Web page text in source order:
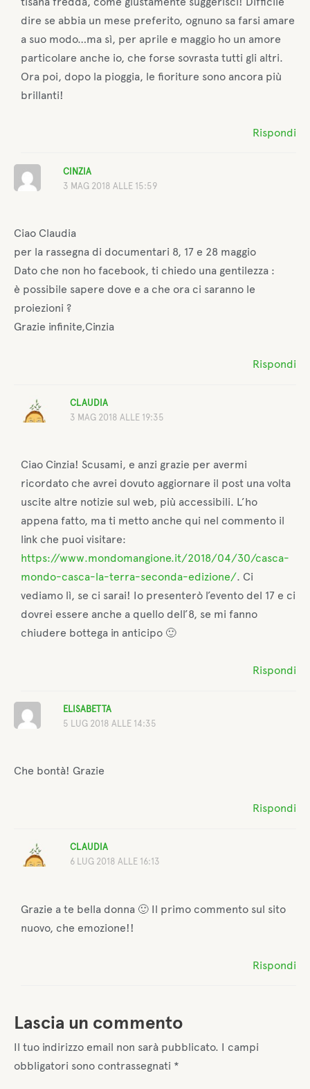
dire se abbia un mese preferito, ognuno sa farsi amare
a suo modo…ma sì, per aprile e maggio ho un amore
particolare anche io, che forse sovrasta tutti gli altri.
Ora poi, dopo la pioggia, le fioriture sono ancora più
brillanti!
Rispondi
CINZIA
3 MAG 2018 ALLE 15:59
Ciao Claudia
per la rassegna di documentari 8, 17 e 28 maggio
Dato che non ho facebook, ti chiedo una gentilezza :
è possibile sapere dove e a che ora ci saranno le
proiezioni ?
Grazie infinite,Cinzia
Rispondi
CLAUDIA
3 MAG 2018 ALLE 19:35
Ciao Cinzia! Scusami, e anzi grazie per avermi
ricordato che avrei dovuto aggiornare il post una volta
uscite altre notizie sul web, più accessibili. L’ho
appena fatto, ma ti metto anche qui nel commento il
link che puoi visitare:
https://www.mondomangione.it/2018/04/30/casca-
mondo-casca-la-terra-seconda-edizione/. Ci
vediamo lì, se ci sarai! Io presenterò l’evento del 17 e ci
dovrei essere anche a quello dell’8, se mi fanno
chiudere bottega in anticipo 🙂
Rispondi
ELISABETTA
5 LUG 2018 ALLE 14:35
Che bontà! Grazie
Rispondi
CLAUDIA
6 LUG 2018 ALLE 16:13
Grazie a te bella donna 🙂 Il primo commento sul sito
nuovo, che emozione!!
Rispondi
Lascia un commento
Il tuo indirizzo email non sarà pubblicato. I campi
obbligatori sono contrassegnati *